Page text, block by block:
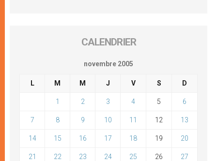
CALENDRIER
novembre 2005
L M M J V S D
1 2 3 4 5 6
7 8 9 10 11 12 13
14 15 16 17 18 19 20
21 22 23 24 25 26 27